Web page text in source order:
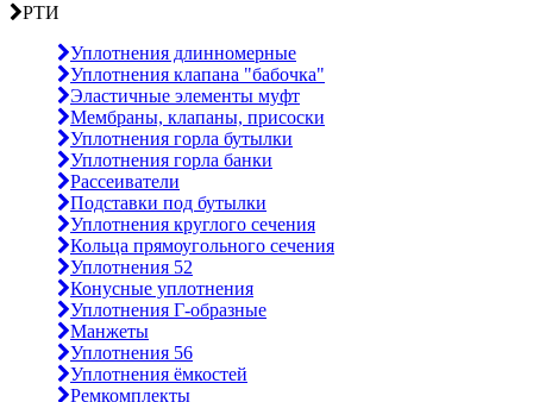
РТИ
Уплотнения длинномерные
Уплотнения клапана "бабочка"
Эластичные элементы муфт
Мембраны, клапаны, присоски
Уплотнения горла бутылки
Уплотнения горла банки
Рассеиватели
Подставки под бутылки
Уплотнения круглого сечения
Кольца прямоугольного сечения
Уплотнения 52
Конусные уплотнения
Уплотнения Г-образные
Манжеты
Уплотнения 56
Уплотнения ёмкостей
Ремкомплекты